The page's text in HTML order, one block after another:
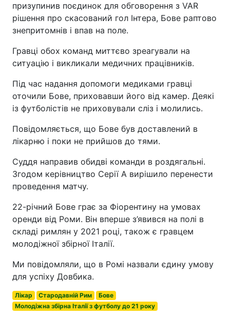
призупинив поєдинок для обговорення з VAR
рішення про скасований гол Інтера, Бове раптово
знепритомнів і впав на поле.
Гравці обох команд миттєво зреагували на
ситуацію і викликали медичних працівників.
Під час надання допомоги медиками гравці
оточили Бове, приховавши його від камер. Деякі
із футболістів не приховували сліз і молились.
Повідомляється, що Бове був доставлений в
лікарню і поки не прийшов до тями.
Суддя направив обидві команди в роздягальні.
Згодом керівництво Серії А вирішило перенести
проведення матчу.
22-річний Бове грає за Фіорентину на умовах
оренди від Роми. Він вперше з’явився на полі в
складі римлян у 2021 році, також є гравцем
молодіжної збірної Італії.
Ми повідомляли, що в Ромі назвали єдину умову
для успіху Довбика.
Лікар Стародавній Рим
Бове
Молодіжна збірна Італії з футболу до 21 року